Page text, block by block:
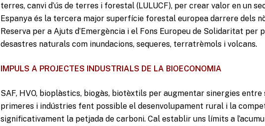
terres, canvi d’ús de terres i forestal (LULUCF), per crear valor en un
Espanya és la tercera major superfície forestal europea darrere dels
Reserva per a Ajuts d’Emergència i el Fons Europeu de Solidaritat per
desastres naturals com inundacions, sequeres, terratrèmols i volcans.
IMPULS A PROJECTES INDUSTRIALS DE LA BIOECONOMIA
SAF, HVO, bioplàstics, biogàs, biotèxtils per augmentar sinergies
primeres i indústries fent possible el desenvolupament rural i la
significativament la petjada de carboni. Cal establir uns límits a